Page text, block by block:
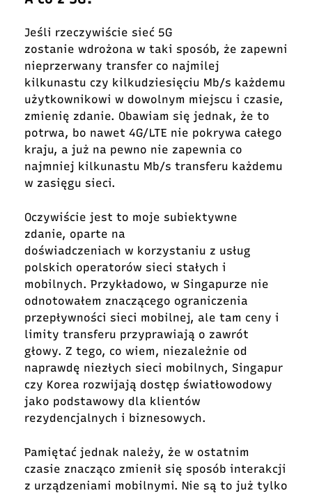
Jeśli rzeczywiście sieć 5G
zostanie wdrożona w taki sposób, że zapewni
nieprzerwany transfer co najmilej
kilkunastu czy kilkudziesięciu Mb/s każdemu
użytkownikowi w dowolnym miejscu i czasie,
zmienię zdanie. Obawiam się jednak, że to
potrwa, bo nawet 4G/LTE nie pokrywa całego
kraju, a już na pewno nie zapewnia co
najmniej kilkunastu Mb/s transferu każdemu
w zasięgu sieci.
Oczywiście jest to moje subiektywne
zdanie, oparte na
doświadczeniach w korzystaniu z usług
polskich operatorów sieci stałych i
mobilnych. Przykładowo, w Singapurze nie
odnotowałem znaczącego ograniczenia
przepływności sieci mobilnej, ale tam ceny i
limity transferu przyprawiają o zawrót
głowy. Z tego, co wiem, niezależnie od
naprawdę niezłych sieci mobilnych, Singapur
czy Korea rozwijają dostęp światłowodowy
jako podstawowy dla klientów
rezydencjalnych i biznesowych.
Pamiętać jednak należy, że w ostatnim
czasie znacząco zmienił się sposób interakcji
z urządzeniami mobilnymi. Nie są to już tylko